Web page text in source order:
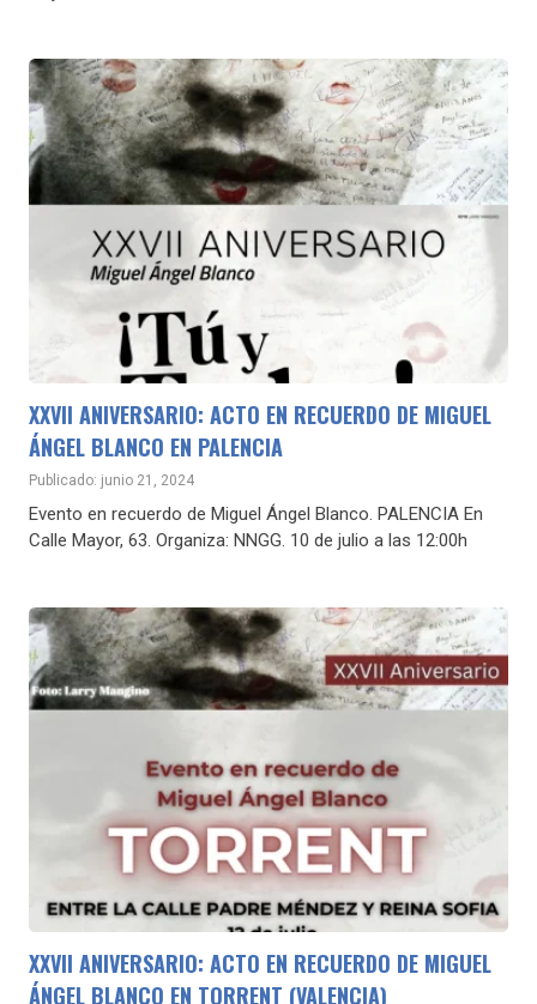
XXVII ANIVERSARIO: ACTO EN RECUERDO DE MIGUEL
ÁNGEL BLANCO EN PALENCIA
Publicado: junio 21, 2024
Evento en recuerdo de Miguel Ángel Blanco. PALENCIA En
Calle Mayor, 63. Organiza: NNGG. 10 de julio a las 12:00h
XXVII ANIVERSARIO: ACTO EN RECUERDO DE MIGUEL
ÁNGEL BLANCO EN TORRENT (VALENCIA)